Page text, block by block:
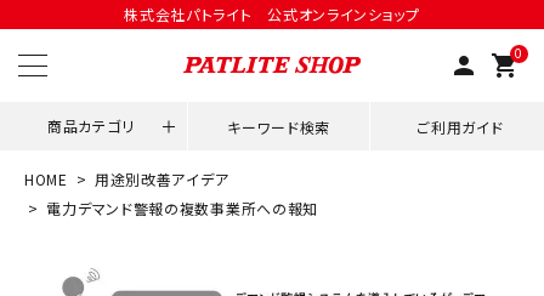
株式会社パトライト 公式オンラインショップ
person 0
shopping_cart
商品カテゴリ キーワード検索 ご利用ガイド
領収書発行はこちら
ACCOUNT MENU
HOME
用途別改善アイデア
電力デマンド警報の複数事業所への報知